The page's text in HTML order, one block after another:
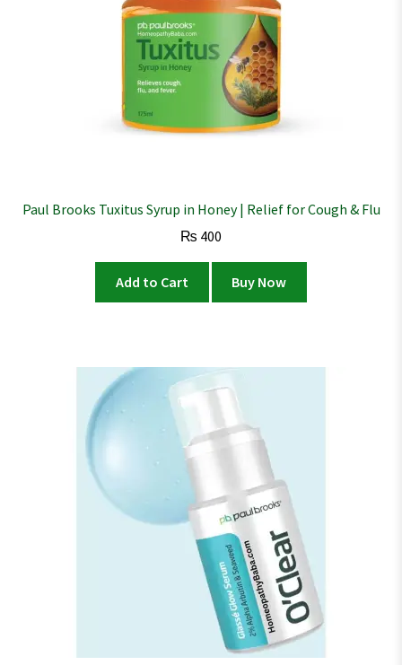
Paul Brooks Tuxitus Syrup in Honey | Relief for Cough & Flu
₨ 400
Add to Cart Buy Now